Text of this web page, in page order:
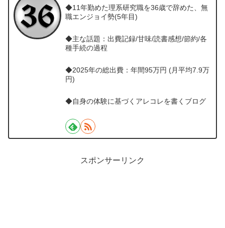
◆11年勤めた理系研究職を36歳で辞めた、無
職エンジョイ勢(5年目)
◆主な話題：出費記録/甘味/読書感想/節約/各
種手続の過程
◆2025年の総出費：年間95万円 (月平均7.9万
円)
◆自身の体験に基づくアレコレを書くブログ
スポンサーリンク